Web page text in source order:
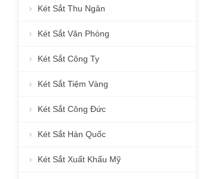
Két Sắt Thu Ngân
Két Sắt Văn Phòng
Két Sắt Công Ty
Két Sắt Tiệm Vàng
Két Sắt Công Đức
Két Sắt Hàn Quốc
Két Sắt Xuất Khẩu Mỹ